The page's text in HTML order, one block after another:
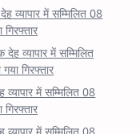
व्यापार में सम्मिलित 08
व्यापार में सम्मिलित
गिरफ्तार
में सम्मिलित 08